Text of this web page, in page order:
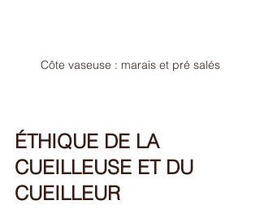
Côte vaseuse : marais et pré salés
ÉTHIQUE DE LA
CUEILLEUSE ET DU
CUEILLEUR